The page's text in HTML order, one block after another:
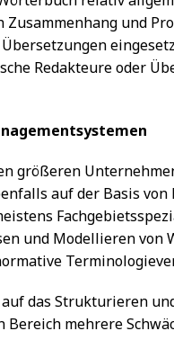
Zusammenhang und
Redakteure oder
größeren
auf der Basis
und Modellieren von
das Strukturieren
mehrere